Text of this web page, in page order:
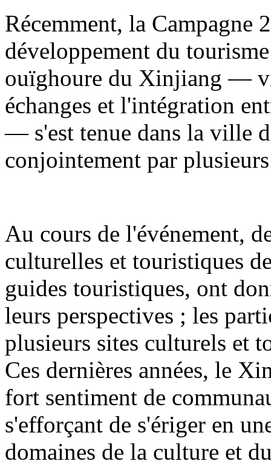
Récemment, la Campagne
développement du
ouïghoure du Xinjiang —
échanges et l'intégration
— s'est tenue dans la ville
conjointement par
Au cours de l'événement,
culturelles et touristiques
guides touristiques, ont
leurs perspectives ; les
plusieurs sites culturels et
Ces dernières années, le
fort sentiment de
s'efforçant de s'ériger en
domaines de la culture et